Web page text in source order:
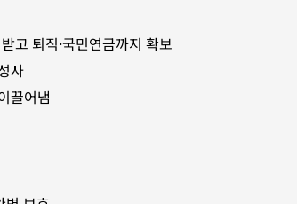
고 퇴직·국민연금까지 확보
사
끌어냄